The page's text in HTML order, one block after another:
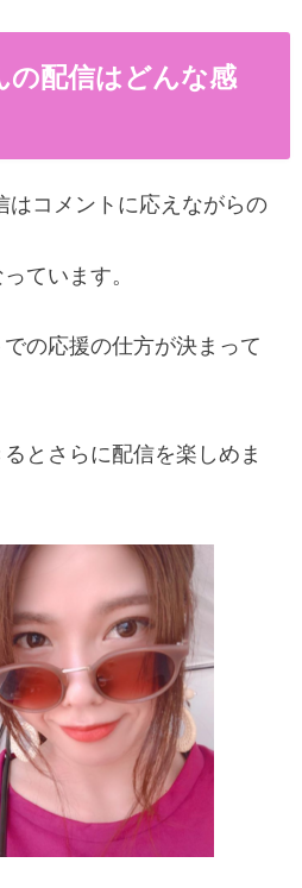
の配信はどんな感
はコメントに応えながらの
ています。
の応援の仕方が決まって
とさらに配信を楽しめま